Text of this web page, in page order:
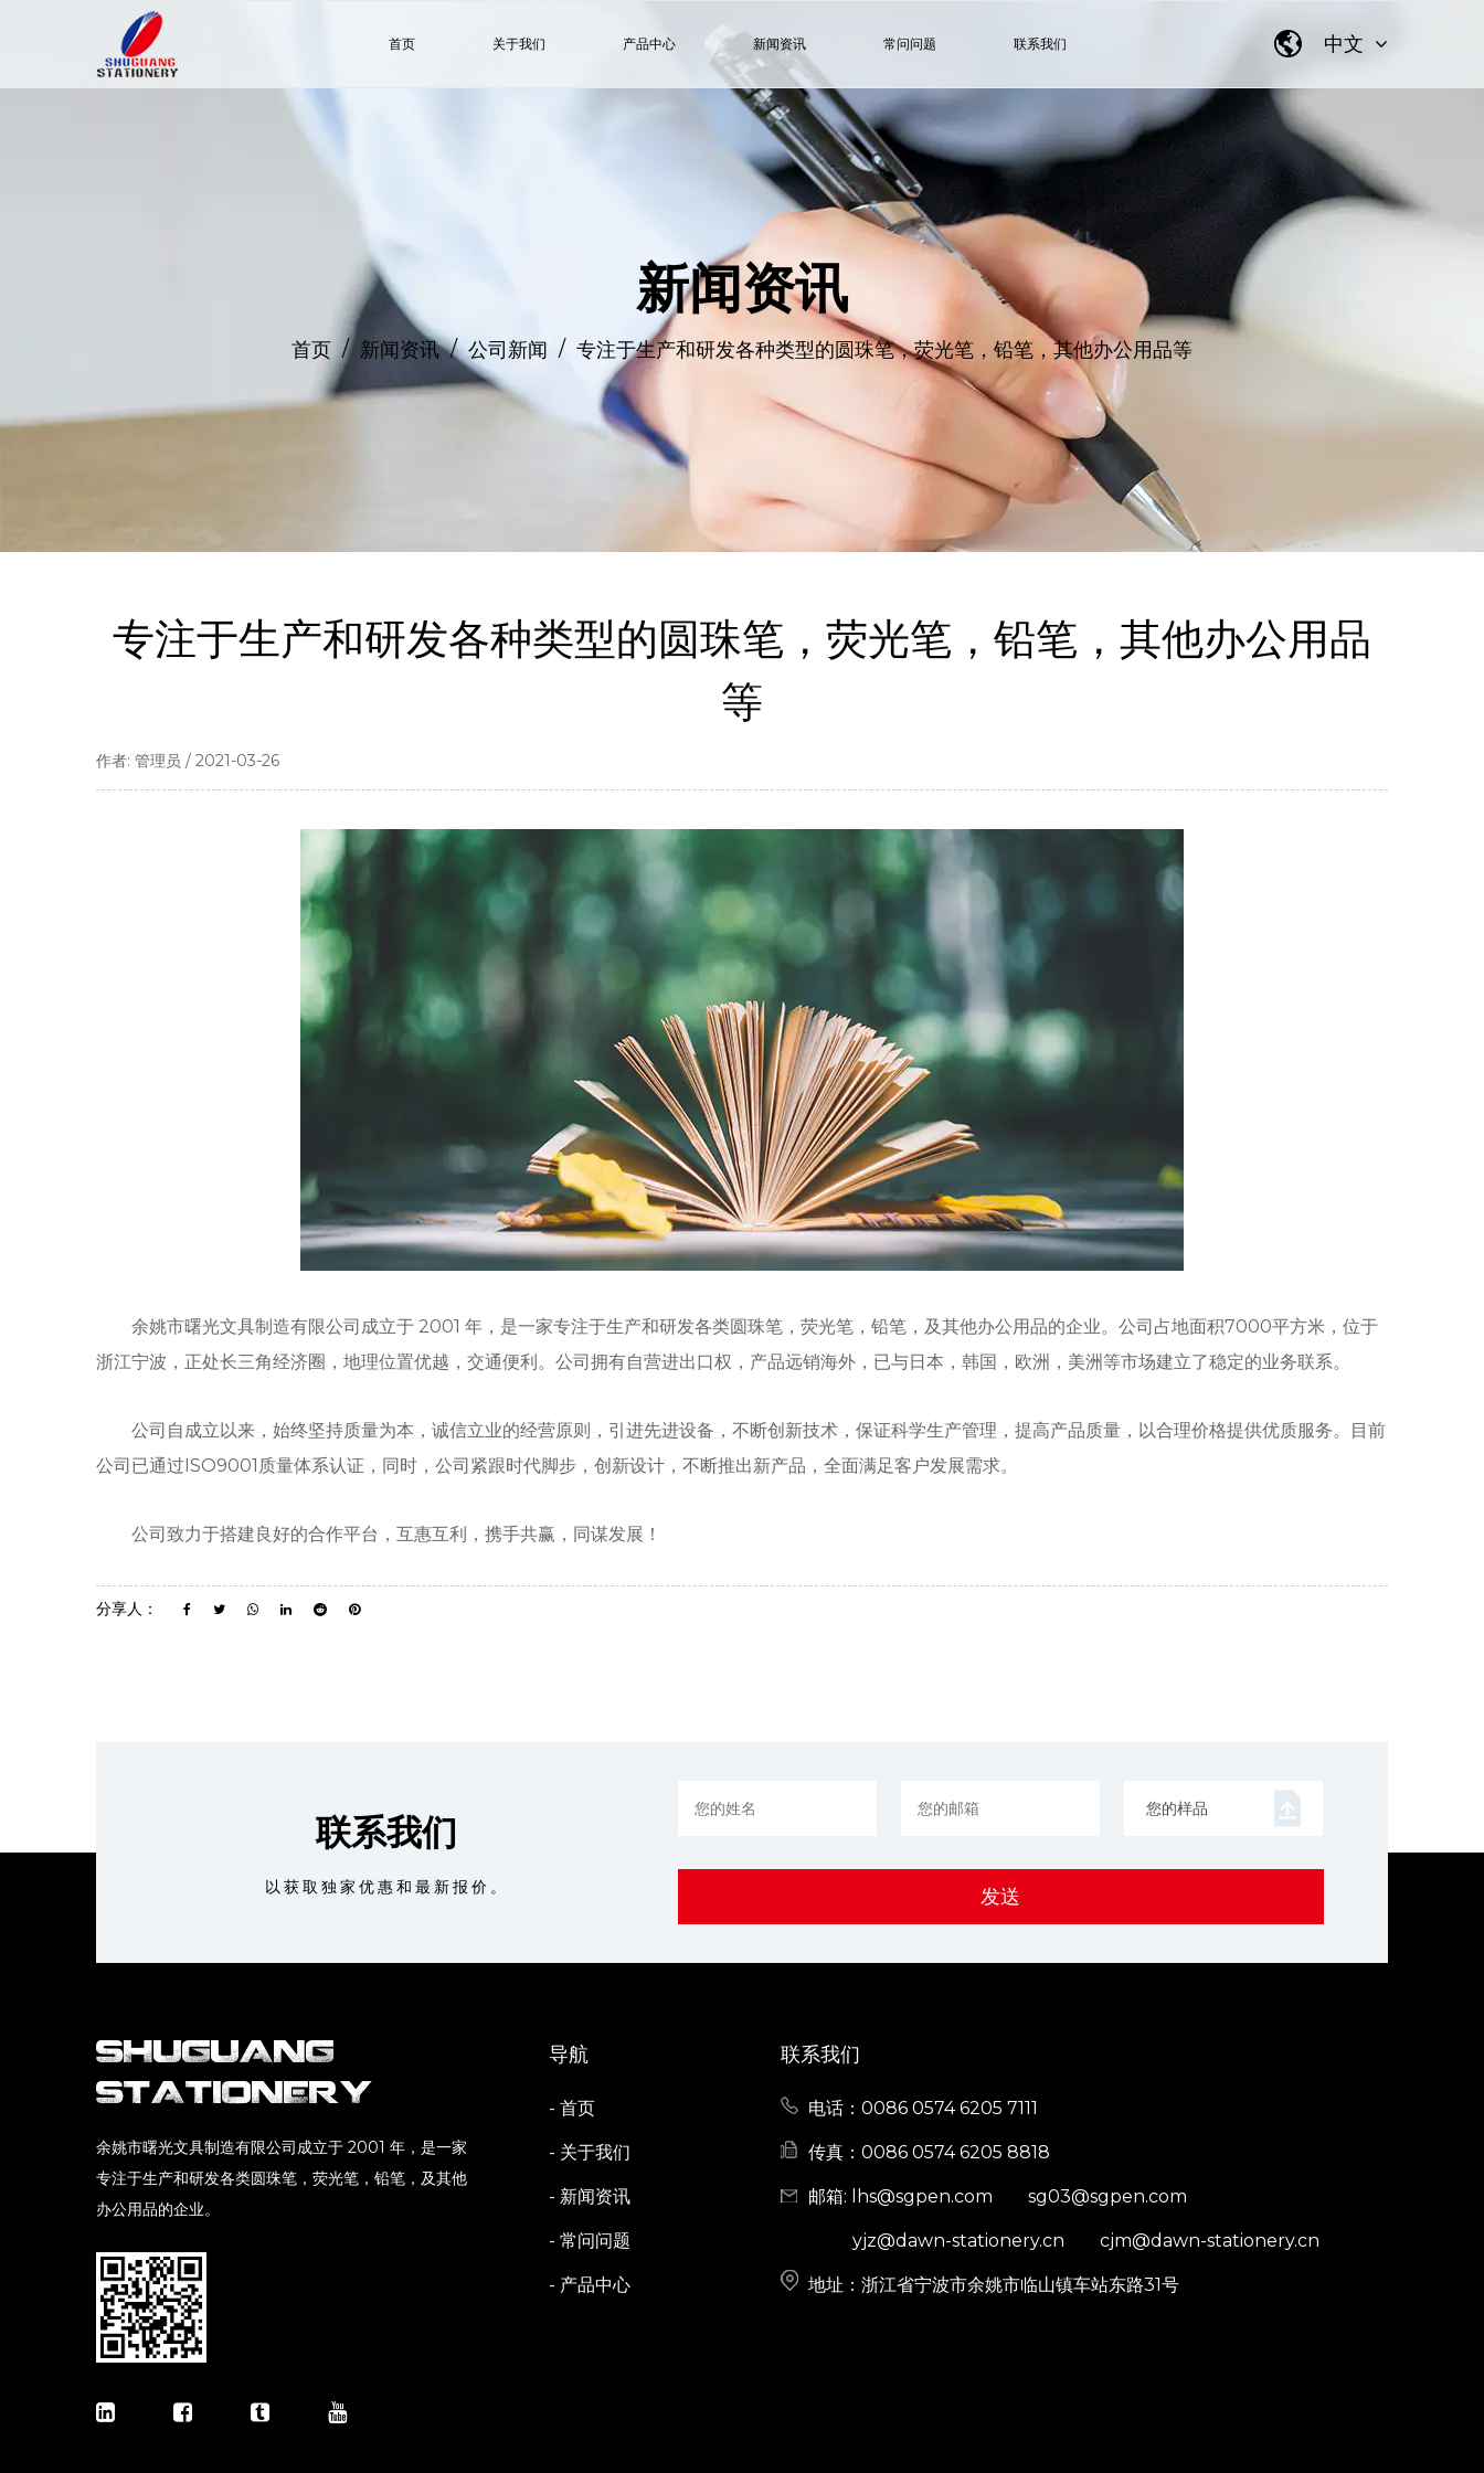
首页 关于我们 产品中心 新闻资讯 常问问题 联系我们 中文
新闻资讯
首页 / 新闻资讯 / 公司新闻 / 专注于生产和研发各种类型的圆珠笔，荧光笔，铅笔，其他办公用品等
专注于生产和研发各种类型的圆珠笔，荧光笔，铅笔，其他办公用品
等
作者: 管理员 / 2021-03-26
余姚市曙光文具制造有限公司成立于 2001 年，是一家专注于生产和研发各类圆珠笔，荧光笔，铅笔，及其他办公用品的企业。公司占地面积7000平方米，位于
浙江宁波，正处长三角经济圈，地理位置优越，交通便利。公司拥有自营进出口权，产品远销海外，已与日本，韩国，欧洲，美洲等市场建立了稳定的业务联系。
公司自成立以来，始终坚持质量为本，诚信立业的经营原则，引进先进设备，不断创新技术，保证科学生产管理，提高产品质量，以合理价格提供优质服务。目前
公司已通过ISO9001质量体系认证，同时，公司紧跟时代脚步，创新设计，不断推出新产品，全面满足客户发展需求。
公司致力于搭建良好的合作平台，互惠互利，携手共赢，同谋发展！
分享人：
联系我们
以获取独家优惠和最新报价。
您的样品
发送
余姚市曙光文具制造有限公司成立于 2001 年，是一家
专注于生产和研发各类圆珠笔，荧光笔，铅笔，及其他
办公用品的企业。
导航
- 首页
- 关于我们
- 新闻资讯
- 常问问题
- 产品中心
联系我们
电话：0086 0574 6205 7111
传真：0086 0574 6205 8818
邮箱: lhs@sgpen.com sg03@sgpen.com
yjz@dawn-stationery.cn cjm@dawn-stationery.cn
地址：浙江省宁波市余姚市临山镇车站东路31号